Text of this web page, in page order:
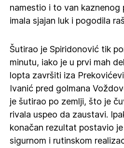
namestio i to van kaznenog
imala sjajan luk i pogodila
Šutirao je Spiridonović tik
minutu, iako je u prvi mah
lopta završiti iza
Ivanić pred golmana
je šutirao po zemlji, što je
rivala uspeo da zaustavi.
konačan rezultat postavio
sigurnom i rutinskom